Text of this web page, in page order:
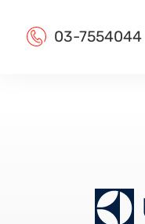
03-7554044